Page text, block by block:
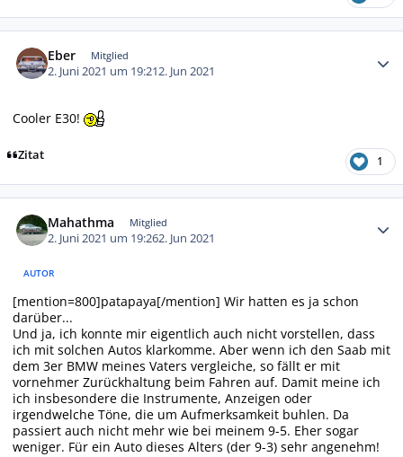
Eber Mitglied
2. Juni 2021 um 19:212. Jun 2021
Cooler E30!
Zitat 1
Mahathma Mitglied
2. Juni 2021 um 19:262. Jun 2021
AUTOR
[mention=800]patapaya[/mention] Wir hatten es ja schon
darüber...
Und ja, ich konnte mir eigentlich auch nicht vorstellen, dass
ich mit solchen Autos klarkomme. Aber wenn ich den Saab mit
dem 3er BMW meines Vaters vergleiche, so fällt er mit
vornehmer Zurückhaltung beim Fahren auf. Damit meine ich
ich insbesondere die Instrumente, Anzeigen oder
irgendwelche Töne, die um Aufmerksamkeit buhlen. Da
passiert auch nicht mehr wie bei meinem 9-5. Eher sogar
weniger. Für ein Auto dieses Alters (der 9-3) sehr angenehm!